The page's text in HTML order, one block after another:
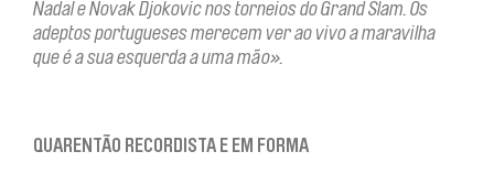
Nadal e Novak Djokovic nos torneios do Grand Slam. Os
adeptos portugueses merecem ver ao vivo a maravilha
que é a sua esquerda a uma mão».
QUARENTÃO RECORDISTA E EM FORMA